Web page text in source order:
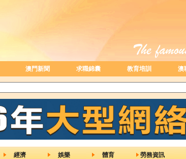
澳門新聞 求職錦囊 教育培訓 澳
經濟 娛樂 體育 勞務資訊